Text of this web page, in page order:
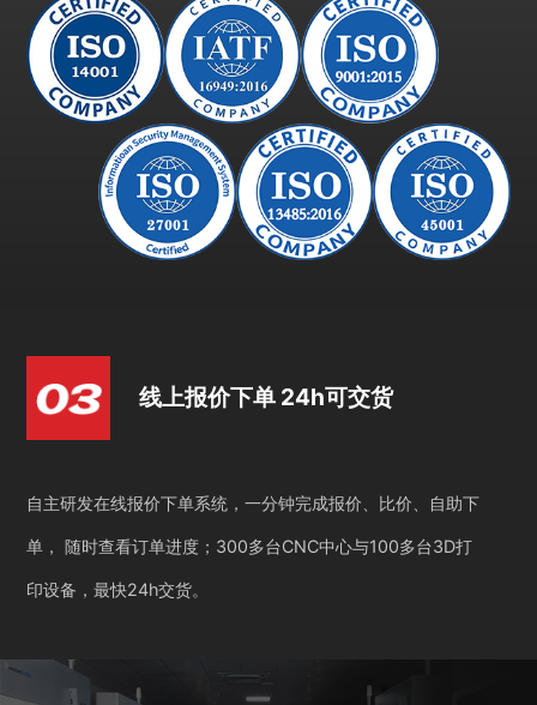
线上报价下单 24h可交货
自主研发在线报价下单系统，一分钟完成报价、比价、自助下
单， 随时查看订单进度；300多台CNC中心与100多台3D打
印设备，最快24h交货。